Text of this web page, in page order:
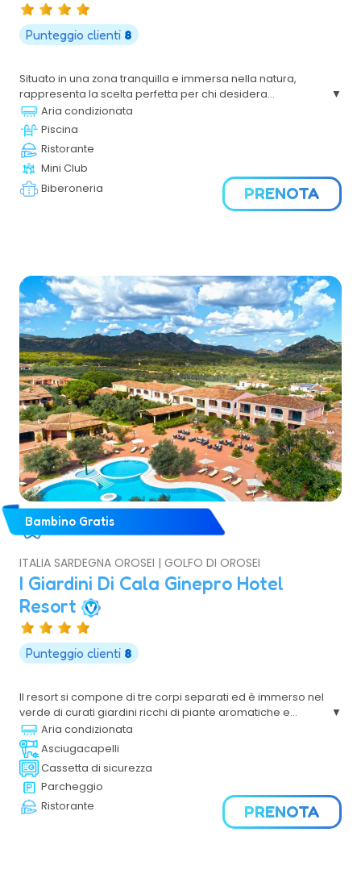
Punteggio clienti 8
Situato in una zona tranquilla e immersa nella natura,
rappresenta la scelta perfetta per chi desidera
trascorrere le proprie vacanze in Sicilia all'insegna del
relax e del divertimento. Circondato da giardini curati e
collocato all'interno della suggestiva Riserva del Pino di
Aleppo, questo incantevole resort in Sicilia offre
un'esperienza unica a pochi minuti di navetta da una
magnifica spiaggia privata con sabbia fine e acque
limpide che degradano dolcemente, ideale per le
Aria condizionata
Piscina
Ristorante
Mini Club
Biberoneria
PRENOTA
Bambino Gratis
ITALIA SARDEGNA OROSEI | GOLFO DI OROSEI
I Giardini Di Cala Ginepro Hotel
Resort
Punteggio clienti 8
Il resort si compone di tre corpi separati ed è immerso nel
verde di curati giardini ricchi di piante aromatiche e
vegetazione che inebriano i sensi con profumi
mediterranei. Con recenti ristrutturazioni e ampliamenti
renderà il soggiorno sempre più comodo e piacevole.
Aria condizionata
Asciugacapelli
Cassetta di sicurezza
Parcheggio
Ristorante
PRENOTA